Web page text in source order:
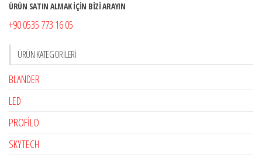
ÜRÜN SATIN ALMAK İÇİN BİZİ ARAYIN
+90 0535 773 16 05
ÜRÜN KATEGORILERI
BLANDER
LED
PROFİLO
SKYTECH